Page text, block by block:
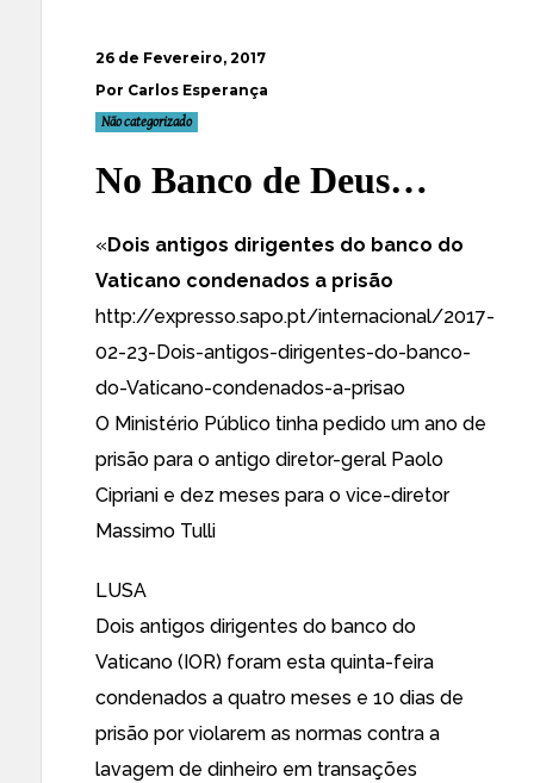
26 de Fevereiro, 2017
Por Carlos Esperança
Não categorizado
No Banco de Deus…
«Dois antigos dirigentes do banco do
Vaticano condenados a prisão
http://expresso.sapo.pt/internacional/2017-
02-23-Dois-antigos-dirigentes-do-banco-
do-Vaticano-condenados-a-prisao
O Ministério Público tinha pedido um ano de
prisão para o antigo diretor-geral Paolo
Cipriani e dez meses para o vice-diretor
Massimo Tulli
LUSA
Dois antigos dirigentes do banco do
Vaticano (IOR) foram esta quinta-feira
condenados a quatro meses e 10 dias de
prisão por violarem as normas contra a
lavagem de dinheiro em transações